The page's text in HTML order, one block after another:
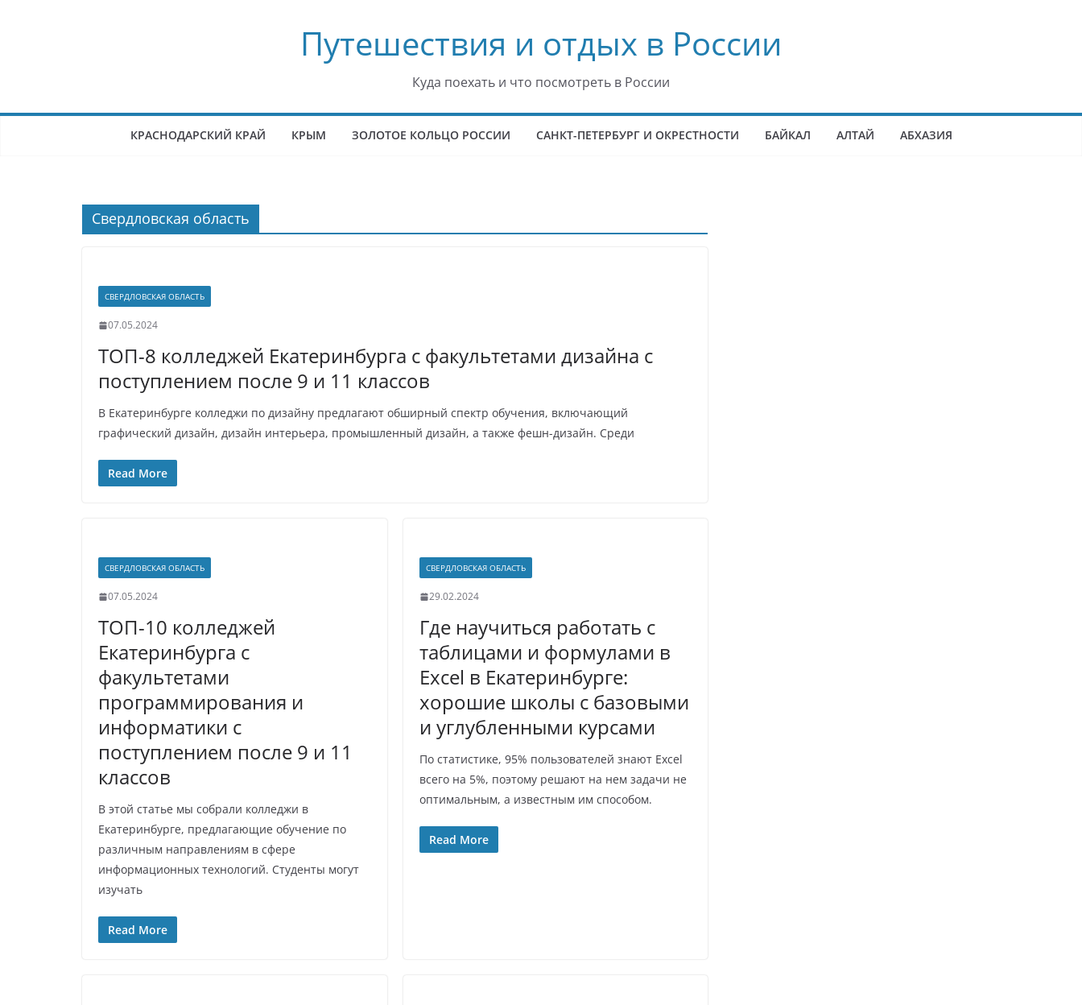
Путешествия и отдых в России
Куда поехать и что посмотреть в России
КРАСНОДАРСКИЙ КРАЙ КРЫМ ЗОЛОТОЕ КОЛЬЦО РОССИИ САНКТ-ПЕТЕРБУРГ И ОКРЕСТНОСТИ БАЙКАЛ АЛТАЙ АБХАЗИЯ
Свердловская область
СВЕРДЛОВСКАЯ ОБЛАСТЬ
07.05.2024
ТОП-8 колледжей Екатеринбурга с факультетами дизайна с
поступлением после 9 и 11 классов
В Екатеринбурге колледжи по дизайну предлагают обширный спектр обучения, включающий
графический дизайн, дизайн интерьера, промышленный дизайн, а также фешн-дизайн. Среди
Read More
СВЕРДЛОВСКАЯ ОБЛАСТЬ
07.05.2024
ТОП-10 колледжей
Екатеринбурга с
факультетами
программирования и
информатики с
поступлением после 9 и 11
классов
В этой статье мы собрали колледжи в
Екатеринбурге, предлагающие обучение по
различным направлениям в сфере
информационных технологий. Студенты могут
изучать
Read More
СВЕРДЛОВСКАЯ ОБЛАСТЬ
29.02.2024
Где научиться работать с
таблицами и формулами в
Excel в Екатеринбурге:
хорошие школы с базовыми
и углубленными курсами
По статистике, 95% пользователей знают Excel
всего на 5%, поэтому решают на нем задачи не
оптимальным, а известным им способом.
Read More